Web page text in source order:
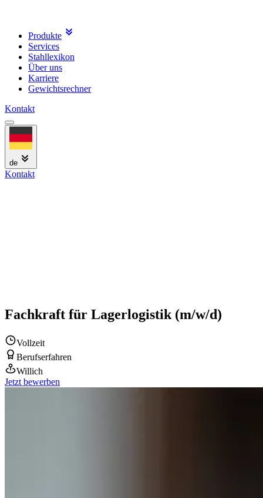
Produkte
Services
Stahllexikon
Über uns
Karriere
Gewichtsrechner
Kontakt
de
Kontakt
Fachkraft für Lagerlogistik (m/w/d)
Vollzeit
Berufserfahren
Willich
Jetzt bewerben